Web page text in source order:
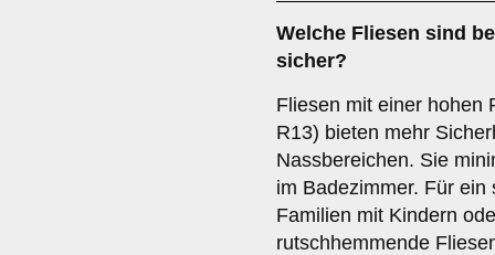
Welche Fliesen sind
sicher?
Fliesen mit einer hohen
R13) bieten mehr
Nassbereichen. Sie
im Badezimmer. Für
Familien mit Kindern
rutschhemmende